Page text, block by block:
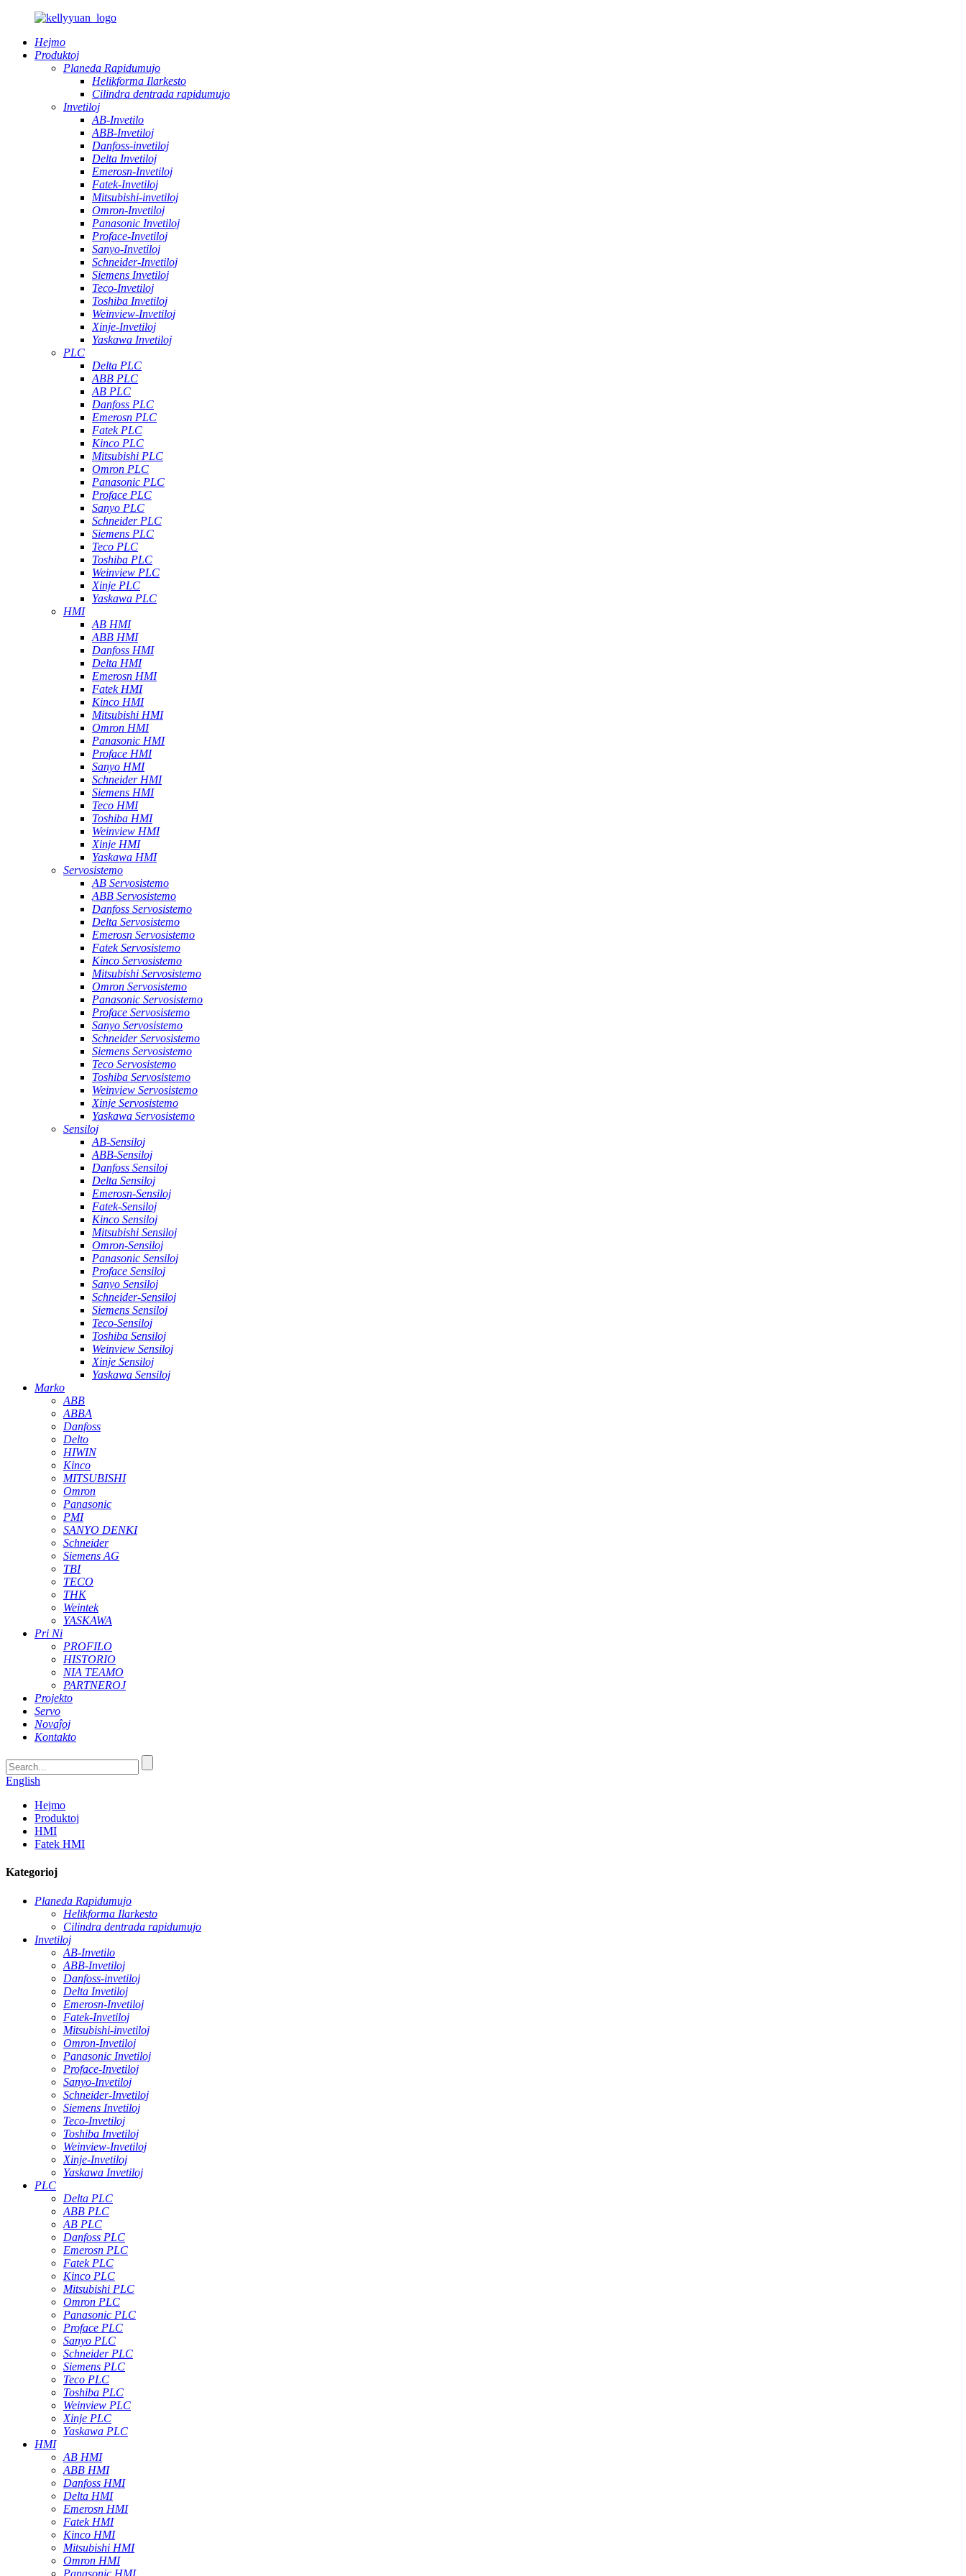
Hejmo
Produktoj
Planeda Rapidumujo
Helikforma Ilarkesto
Cilindra dentrada rapidumujo
Invetiloj
AB-Invetilo
ABB-Invetiloj
Danfoss-invetiloj
Delta Invetiloj
Emerosn-Invetiloj
Fatek-Invetiloj
Mitsubishi-invetiloj
Omron-Invetiloj
Panasonic Invetiloj
Proface-Invetiloj
Sanyo-Invetiloj
Schneider-Invetiloj
Siemens Invetiloj
Teco-Invetiloj
Toshiba Invetiloj
Weinview-Invetiloj
Xinje-Invetiloj
Yaskawa Invetiloj
PLC
Delta PLC
ABB PLC
AB PLC
Danfoss PLC
Emerosn PLC
Fatek PLC
Kinco PLC
Mitsubishi PLC
Omron PLC
Panasonic PLC
Proface PLC
Sanyo PLC
Schneider PLC
Siemens PLC
Teco PLC
Toshiba PLC
Weinview PLC
Xinje PLC
Yaskawa PLC
HMI
AB HMI
ABB HMI
Danfoss HMI
Delta HMI
Emerosn HMI
Fatek HMI
Kinco HMI
Mitsubishi HMI
Omron HMI
Panasonic HMI
Proface HMI
Sanyo HMI
Schneider HMI
Siemens HMI
Teco HMI
Toshiba HMI
Weinview HMI
Xinje HMI
Yaskawa HMI
Servosistemo
AB Servosistemo
ABB Servosistemo
Danfoss Servosistemo
Delta Servosistemo
Emerosn Servosistemo
Fatek Servosistemo
Kinco Servosistemo
Mitsubishi Servosistemo
Omron Servosistemo
Panasonic Servosistemo
Proface Servosistemo
Sanyo Servosistemo
Schneider Servosistemo
Siemens Servosistemo
Teco Servosistemo
Toshiba Servosistemo
Weinview Servosistemo
Xinje Servosistemo
Yaskawa Servosistemo
Sensiloj
AB-Sensiloj
ABB-Sensiloj
Danfoss Sensiloj
Delta Sensiloj
Emerosn-Sensiloj
Fatek-Sensiloj
Kinco Sensiloj
Mitsubishi Sensiloj
Omron-Sensiloj
Panasonic Sensiloj
Proface Sensiloj
Sanyo Sensiloj
Schneider-Sensiloj
Siemens Sensiloj
Teco-Sensiloj
Toshiba Sensiloj
Weinview Sensiloj
Xinje Sensiloj
Yaskawa Sensiloj
Marko
ABB
ABBA
Danfoss
Delto
HIWIN
Kinco
MITSUBISHI
Omron
Panasonic
PMI
SANYO DENKI
Schneider
Siemens AG
TBI
TECO
THK
Weintek
YASKAWA
Pri Ni
PROFILO
HISTORIO
NIA TEAMO
PARTNEROJ
Projekto
Servo
Novaĵoj
Kontakto
English
Hejmo
Produktoj
HMI
Fatek HMI
Kategorioj
Planeda Rapidumujo
Helikforma Ilarkesto
Cilindra dentrada rapidumujo
Invetiloj
AB-Invetilo
ABB-Invetiloj
Danfoss-invetiloj
Delta Invetiloj
Emerosn-Invetiloj
Fatek-Invetiloj
Mitsubishi-invetiloj
Omron-Invetiloj
Panasonic Invetiloj
Proface-Invetiloj
Sanyo-Invetiloj
Schneider-Invetiloj
Siemens Invetiloj
Teco-Invetiloj
Toshiba Invetiloj
Weinview-Invetiloj
Xinje-Invetiloj
Yaskawa Invetiloj
PLC
Delta PLC
ABB PLC
AB PLC
Danfoss PLC
Emerosn PLC
Fatek PLC
Kinco PLC
Mitsubishi PLC
Omron PLC
Panasonic PLC
Proface PLC
Sanyo PLC
Schneider PLC
Siemens PLC
Teco PLC
Toshiba PLC
Weinview PLC
Xinje PLC
Yaskawa PLC
HMI
AB HMI
ABB HMI
Danfoss HMI
Delta HMI
Emerosn HMI
Fatek HMI
Kinco HMI
Mitsubishi HMI
Omron HMI
Panasonic HMI